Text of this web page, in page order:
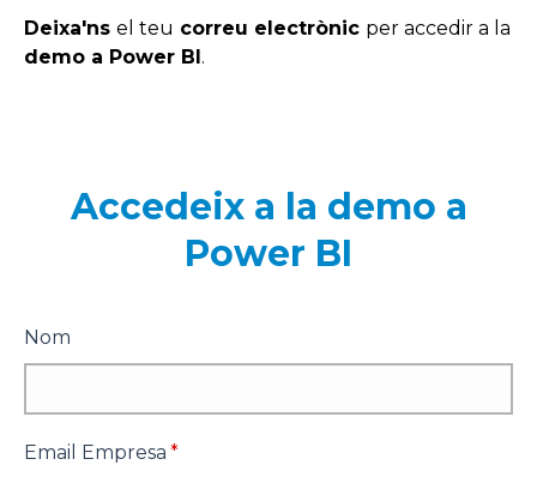
Deixa'ns el teu correu electrònic per accedir a la
demo a Power BI .
Accedeix a la demo a
Power BI
Nom
Email Empresa *